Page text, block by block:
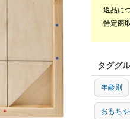
返品に
特定商
タググ
年齢別
おもち